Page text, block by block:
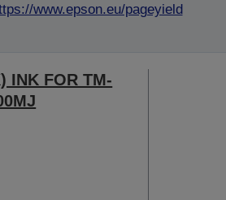
www.epson.eu/pageyield
INK FOR TM-